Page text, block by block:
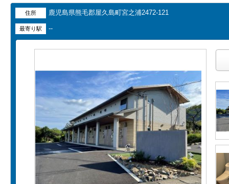
住所 鹿児島県熊毛郡屋久島町宮之浦2472-121
最寄り駅 --